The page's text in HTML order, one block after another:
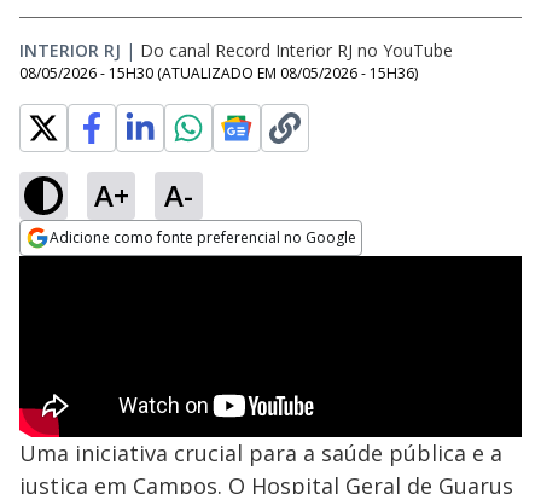
INTERIOR RJ | Do canal Record Interior RJ no YouTube
08/05/2026 - 15H30 (ATUALIZADO EM 08/05/2026 - 15H36)
A+ A-
Adicione como fonte preferencial no Google
Uma iniciativa crucial para a saúde pública e a
justiça em Campos. O Hospital Geral de Guarus